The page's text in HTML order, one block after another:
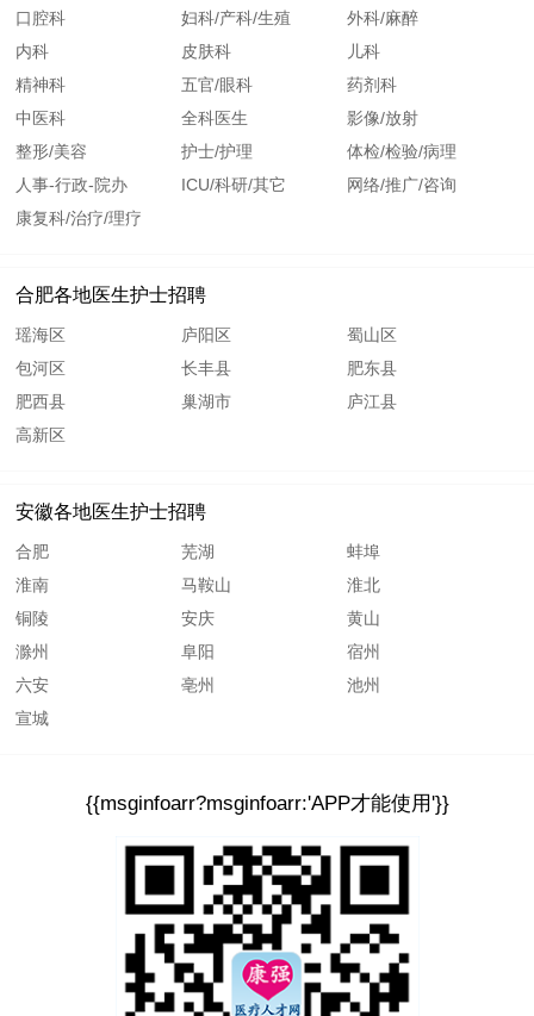
口腔科 妇科/产科/生殖
外科/麻醉
内科
皮肤科
儿科
精神科
五官/眼科
药剂科
中医科
全科医生
影像/放射
整形/美容
护士/护理
体检/检验/病理
人事-行政-院办
ICU/科研/其它
网络/推广/咨询
康复科/治疗/理疗
合肥各地医生护士招聘
瑶海区 庐阳区
蜀山区
包河区
长丰县
肥东县
肥西县
巢湖市
庐江县
高新区
安徽各地医生护士招聘
合肥 芜湖
蚌埠
淮南
马鞍山
淮北
铜陵
安庆
黄山
滁州
阜阳
宿州
六安
亳州
池州
宣城
{{msginfoarr?msginfoarr:'APP才能使用'}}